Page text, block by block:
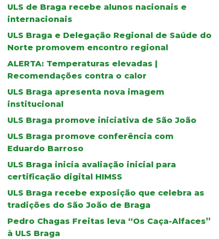
ULS de Braga recebe alunos nacionais e
internacionais
ULS Braga e Delegação Regional de Saúde do
Norte promovem encontro regional
ALERTA: Temperaturas elevadas |
Recomendações contra o calor
ULS Braga apresenta nova imagem
institucional
ULS Braga promove iniciativa de São João
ULS Braga promove conferência com
Eduardo Barroso
ULS Braga inicia avaliação inicial para
certificação digital HIMSS
ULS Braga recebe exposição que celebra as
tradições do São João de Braga
Pedro Chagas Freitas leva “Os Caça-Alfaces”
à ULS Braga